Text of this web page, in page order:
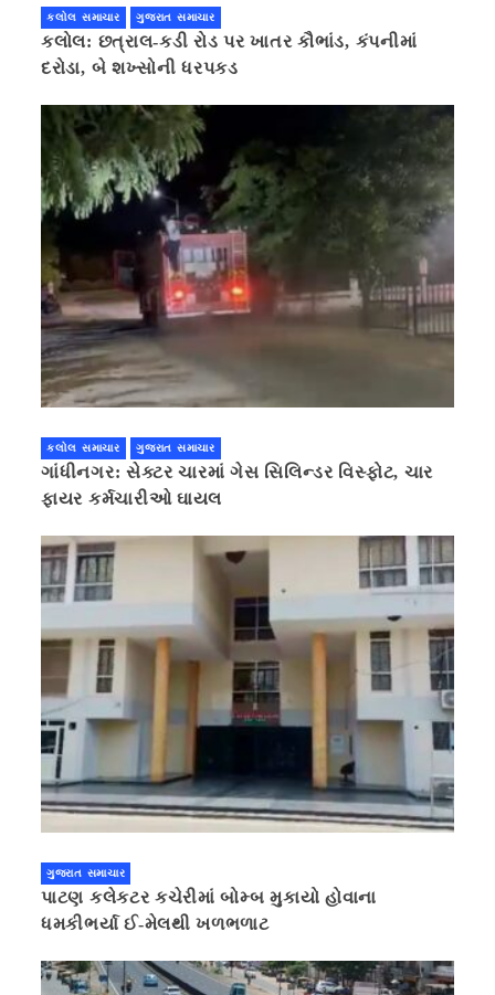
કલોલ સમાચાર ગુજરાત સમાચાર
કલોલ: છત્રાલ-કડી રોડ પર ખાતર કૌભાંડ, કંપનીમાં
દરોડા, બે શખ્સોની ધરપકડ
કલોલ સમાચાર ગુજરાત સમાચાર
ગાંધીનગર: સેક્ટર ચારમાં ગેસ સિલિન્ડર વિસ્ફોટ, ચાર
ફાયર કર્મચારીઓ ઘાયલ
ગુજરાત સમાચાર
પાટણ કલેકટર કચેરીમાં બોમ્બ મુકાયો હોવાના
ધમકીભર્યા ઈ-મેલથી ખળભળાટ